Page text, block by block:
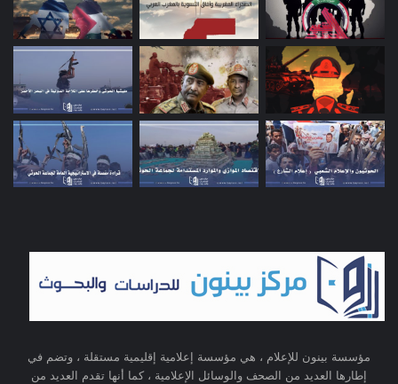
مؤسسة بينون للإعلام ، هي مؤسسة إعلامية إقليمية مستقلة ، وتضم في
إطارها العديد من الصحف والوسائل الإعلامية ، كما أنها تقدم العديد من